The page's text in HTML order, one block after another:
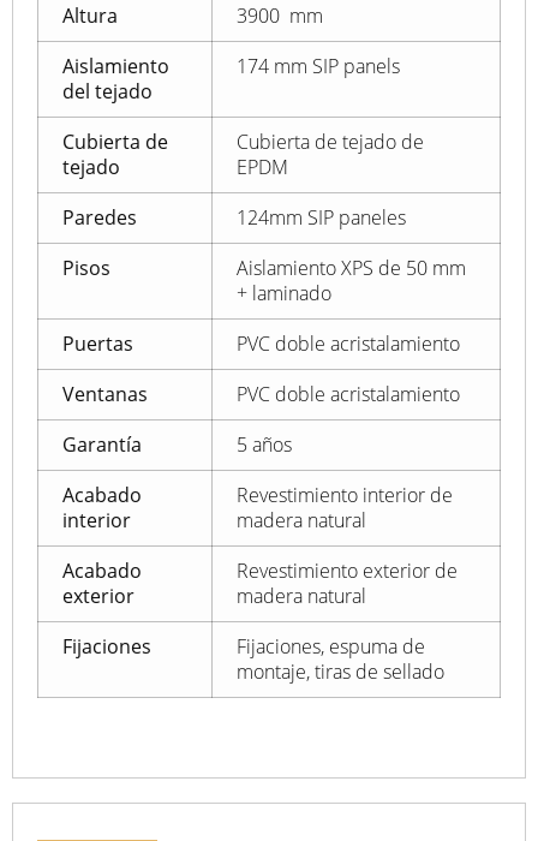
Altura
3900 mm
Aislamiento
del tejado
174 mm SIP panels
Cubierta de
tejado
Cubierta de tejado de
EPDM
Paredes
124mm SIP paneles
Pisos
Aislamiento XPS de 50 mm
+ laminado
Puertas
PVC doble acristalamiento
Ventanas
PVC doble acristalamiento
Garantía
5 años
Acabado
interior
Revestimiento interior de
madera natural
Acabado
exterior
Revestimiento exterior de
madera natural
Fijaciones
Fijaciones, espuma de
montaje, tiras de sellado